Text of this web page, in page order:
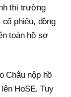
thị trường
phiếu, đồng
toàn hồ sơ
Châu nộp hồ
HoSE. Tuy